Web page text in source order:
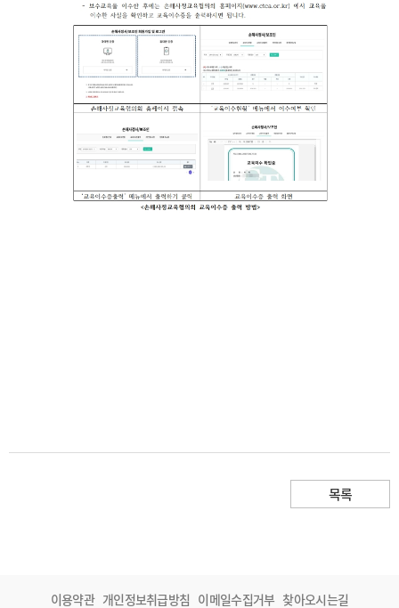
목록
이용약관 개인정보취급방침 이메일수집거부 찾아오시는길